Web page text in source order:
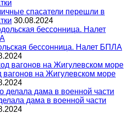
спасатели перешли в
30.08.2024
бессонница. Налет БПЛА
вагонов на Жигулевском море
дама в военной части